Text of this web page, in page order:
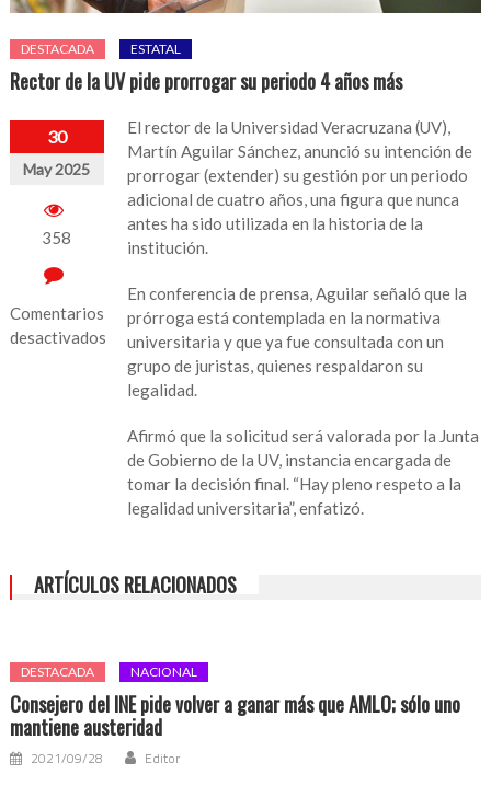
DESTACADA ESTATAL
Rector de la UV pide prorrogar su periodo 4 años más
30
May 2025
358
Comentarios
desactivados
El rector de la Universidad Veracruzana (UV),
Martín Aguilar Sánchez, anunció su intención de
prorrogar (extender) su gestión por un periodo
adicional de cuatro años, una figura que nunca
antes ha sido utilizada en la historia de la
institución.
En conferencia de prensa, Aguilar señaló que la
prórroga está contemplada en la normativa
universitaria y que ya fue consultada con un
grupo de juristas, quienes respaldaron su
legalidad.
Afirmó que la solicitud será valorada por la Junta
de Gobierno de la UV, instancia encargada de
tomar la decisión final. “Hay pleno respeto a la
legalidad universitaria”, enfatizó.
ARTÍCULOS RELACIONADOS
DESTACADA NACIONAL
Consejero del INE pide volver a ganar más que AMLO; sólo uno
mantiene austeridad
2021/09/28 Editor